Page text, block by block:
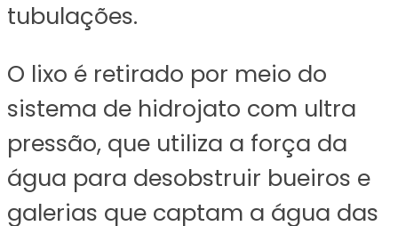
tubulações.
O lixo é retirado por meio do
sistema de hidrojato com ultra
pressão, que utiliza a força da
água para desobstruir bueiros e
galerias que captam a água das